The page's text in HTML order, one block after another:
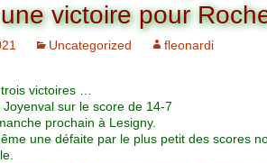
Charte pour les joueurs
des équipes
Loisirs
Sportive
Trophée Triple
Couronne
Dames
Avril
victoire pour
Uncategorized fleonardi
victoires …
sur le score de 14-7
prochain à Lesigny.
une défaite par le plus petit des scores